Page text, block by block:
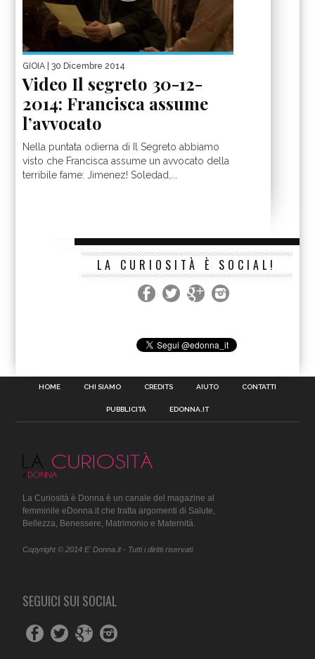
GIOIA | 30 Dicembre 2014
Video Il segreto 30-12-
2014: Francisca assume
l’avvocato
Nella puntata odierna di Il Segreto abbiamo
visto che Francisca assume un avvocato della
terribile fame: Jimenez! Soledad,...
LA CURIOSITÀ È SOCIAL!
HOME CHI SIAMO CREDITS AIUTO CONTATTI
PUBBLICITÀ EDONNA.IT
La Curiosità è Donna è un canale del magazine al
femminile eDonna.it che tratta argomenti di Salute,
Bellezza, Benessere, Matrimonio e Maternità.
Copyright © 2014 E' Donna.it - Tutti i diritti riservati.
SEGUICI SUI SOCIAL